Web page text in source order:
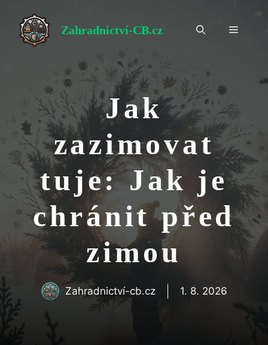
obsah
Zahradnictví-CB.cz Menu
Jak
zazimovat
tuje: Jak je
chránit před
zimou
Zahradnictví-cb.cz 1. 8. 2026